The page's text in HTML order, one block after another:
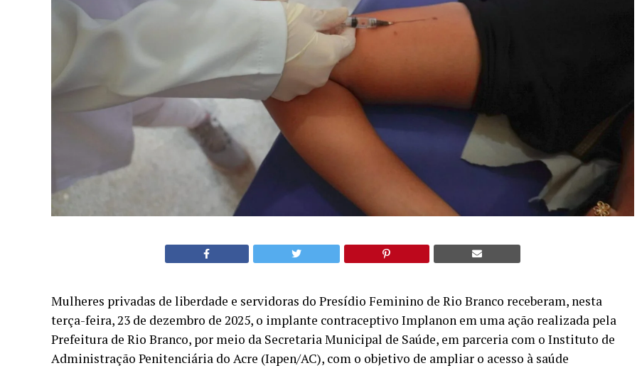
Mulheres privadas de liberdade e servidoras do Presídio Feminino de Rio Branco receberam, nesta
terça-feira, 23 de dezembro de 2025, o implante contraceptivo Implanon em uma ação realizada pela
Prefeitura de Rio Branco, por meio da Secretaria Municipal de Saúde, em parceria com o Instituto de
Administração Penitenciária do Acre (Iapen/AC), com o objetivo de ampliar o acesso à saúde